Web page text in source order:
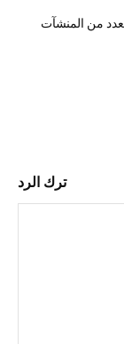
من المنشآت
ترك الرد